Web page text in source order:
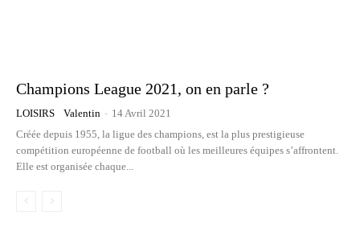
Champions League 2021, on en parle ?
LOISIRS Valentin - 14 Avril 2021
Créée depuis 1955, la ligue des champions, est la plus prestigieuse
compétition européenne de football où les meilleures équipes s’affrontent.
Elle est organisée chaque...